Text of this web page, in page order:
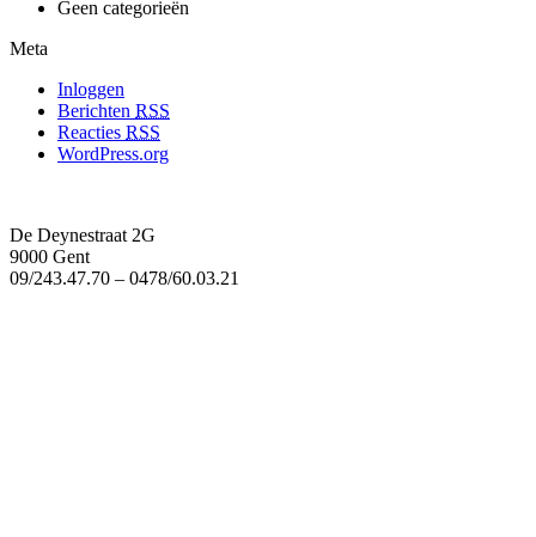
Geen categorieën
Meta
Inloggen
Berichten RSS
Reacties RSS
WordPress.org
De Deynestraat 2G
9000 Gent
09/243.47.70 – 0478/60.03.21